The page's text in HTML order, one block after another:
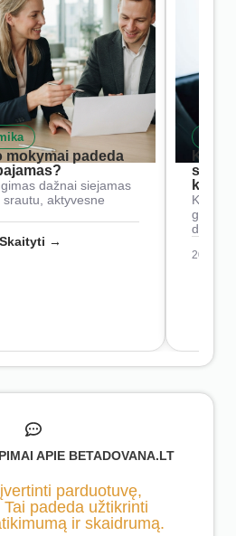
mokymai padeda
dažnai siejamas
aktyvesne
Skaityti →
Kaip
2026-
APIE BETADOVANA.LT
parduotuvę,
padeda užtikrinti
ir skaidrumą.